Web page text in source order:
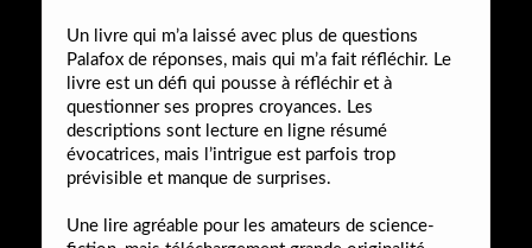
Un livre qui m’a laissé avec plus de questions
Palafox de réponses, mais qui m’a fait réfléchir. Le
livre est un défi qui pousse à réfléchir et à
questionner ses propres croyances. Les
descriptions sont lecture en ligne résumé
évocatrices, mais l’intrigue est parfois trop
prévisible et manque de surprises.
Une lire agréable pour les amateurs de science-